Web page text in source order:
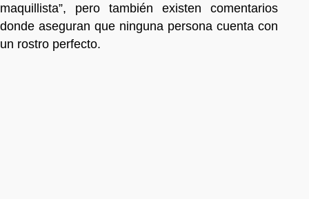
maquillista”, pero también existen comentarios
donde aseguran que ninguna persona cuenta con
un rostro perfecto.